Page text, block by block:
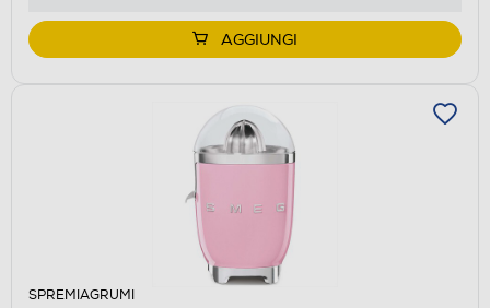
AGGIUNGI
SPREMIAGRUMI